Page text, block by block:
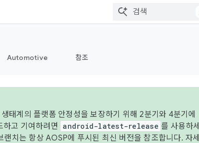
Automotive 참조
태계의 플랫폼 안정성을 보장하기 위해 2분기와 4분기에
고 기여하려면
android-latest-release 를 사용하세
랜치는 항상 AOSP에 푸시된 최신 버전을 참조합니다. 자세